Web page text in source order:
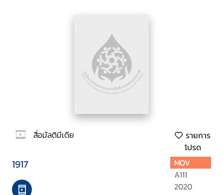
สื่อมัลติมีเดีย
รายการ
โปรด
1917
MOV
A111
2020